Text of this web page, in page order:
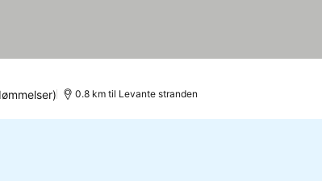
0.8 km til Levante stranden